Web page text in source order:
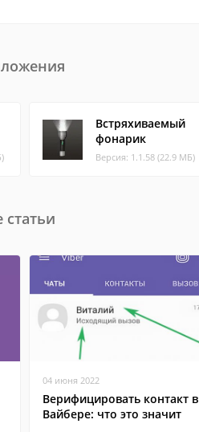
Встряхиваемый
фонарик
Версия: 1.1.58 (22.9 МБ)
04 июня 2022
Верифицировать контакт в
Вайбере: что это значит